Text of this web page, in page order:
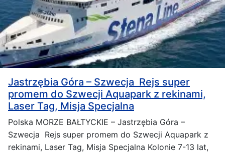
Jastrzębia Góra – Szwecja Rejs super
promem do Szwecji Aquapark z rekinami,
Laser Tag, Misja Specjalna
Polska MORZE BAŁTYCKIE – Jastrzębia Góra –
Szwecja Rejs super promem do Szwecji Aquapark z
rekinami, Laser Tag, Misja Specjalna Kolonie 7-13 lat,